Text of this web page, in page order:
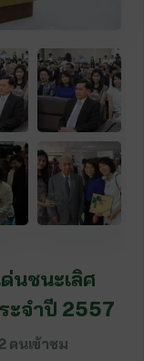
นชนะเลิศ
ะจำปี 2557
คนเข้าชม